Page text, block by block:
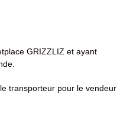
GRIZZLIZ et ayant
transporteur pour le vendeur